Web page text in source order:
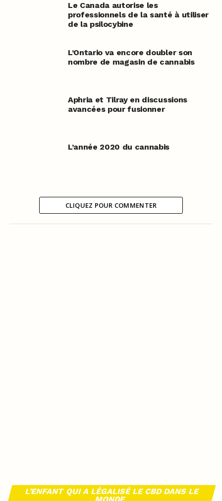
Le Canada autorise les
professionnels de la santé à utiliser
de la psilocybine
L’Ontario va encore doubler son
nombre de magasin de cannabis
Aphria et Tilray en discussions
avancées pour fusionner
L’année 2020 du cannabis
CLIQUEZ POUR COMMENTER
L’ENFANT QUI A LÉGALISÉ LE CBD DANS LE